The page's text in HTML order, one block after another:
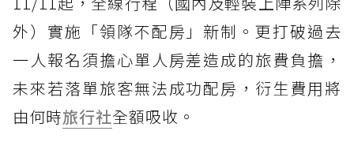
外）實施「領隊不配房」新制。更打破過去
一人報名須擔心單人房差造成的旅費負擔，
未來若落單旅客無法成功配房，衍生費用將
由何時旅行社全額吸收。